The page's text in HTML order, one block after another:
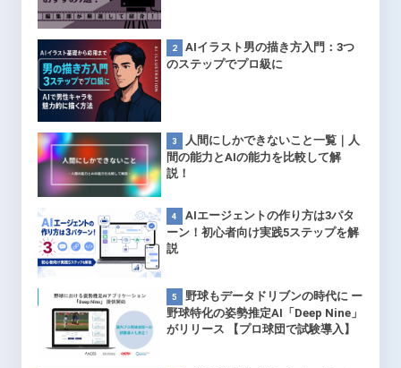
AIイラスト男の描き方入門：3つ
のステップでプロ級に
人間にしかできないこと一覧｜人
間の能力とAIの能力を比較して解
説！
AIエージェントの作り方は3パタ
ーン！初心者向け実践5ステップを解
説
野球もデータドリブンの時代に ー
野球特化の姿勢推定AI「Deep Nine」
がリリース 【プロ球団で試験導入】